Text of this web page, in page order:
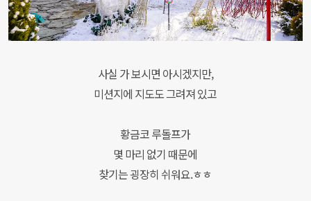
사실 가 보시면 아시겠지만,
미션지에 지도도 그려져 있고
황금코 루돌프가
몇 마리 없기 때문에
찾기는 굉장히 쉬워요.ㅎㅎ